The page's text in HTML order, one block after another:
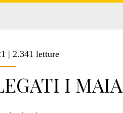
| 2.341 letture
I